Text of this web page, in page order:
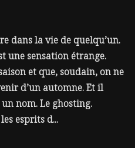
dans la vie de quelqu’un.
une sensation étrange.
et que, soudain, on ne
d’un automne. Et il
nom. Le ghosting.
esprits d...